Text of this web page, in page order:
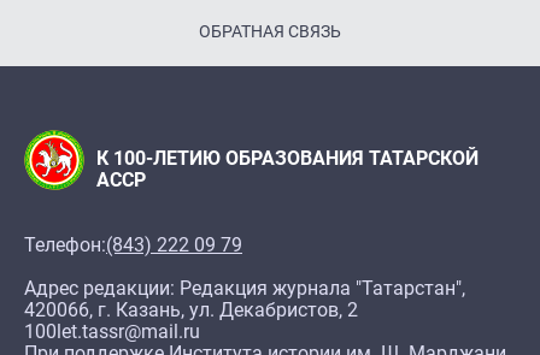
ОБРАТНАЯ СВЯЗЬ
К 100-ЛЕТИЮ ОБРАЗОВАНИЯ ТАТАРСКОЙ
АССР
Телефон:(843) 222 09 79
Адрес редакции: Редакция журнала "Татарстан",
420066, г. Казань, ул. Декабристов, 2
100let.tassr@mail.ru